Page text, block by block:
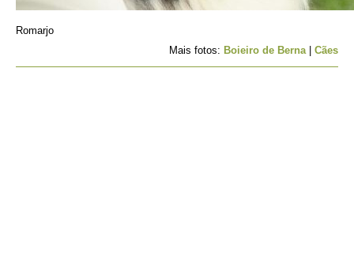
Romarjo
Mais fotos: Boieiro de Berna| Cães